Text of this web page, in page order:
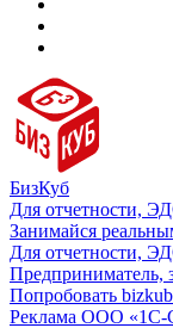
БизКуб
Для отчетности,
Занимайся
Для отчетности,
Предприниматель,
Попробовать
Реклама ООО